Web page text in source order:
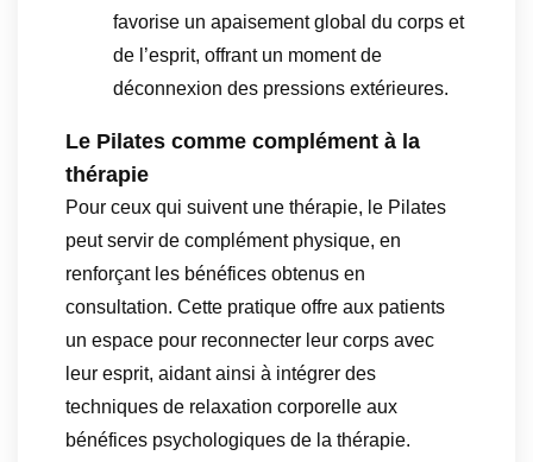
favorise un apaisement global du corps et
de l’esprit, offrant un moment de
déconnexion des pressions extérieures.
Le Pilates comme complément à la
thérapie
Pour ceux qui suivent une thérapie, le Pilates
peut servir de complément physique, en
renforçant les bénéfices obtenus en
consultation. Cette pratique offre aux patients
un espace pour reconnecter leur corps avec
leur esprit, aidant ainsi à intégrer des
techniques de relaxation corporelle aux
bénéfices psychologiques de la thérapie.